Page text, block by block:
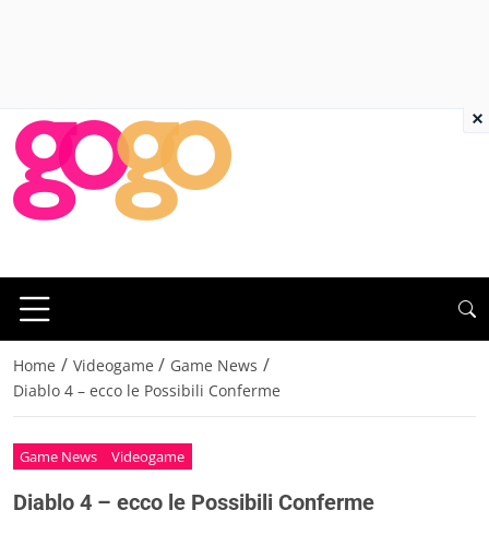
Home / Videogame / Game News /
Diablo 4 – ecco le Possibili Conferme
Game News Videogame
Diablo 4 – ecco le Possibili Conferme
×